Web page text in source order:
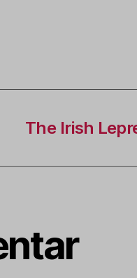
The Irish